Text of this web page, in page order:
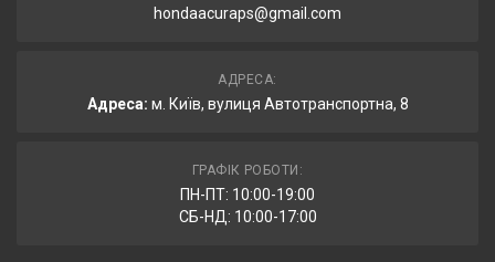
hondaacuraps@gmail.com
АДРЕСА:
Адреса: м. Київ, вулиця Автотранспортна, 8
ГРАФІК РОБОТИ:
ПН-ПТ: 10:00-19:00
СБ-НД: 10:00-17:00